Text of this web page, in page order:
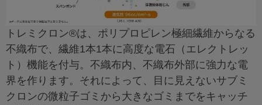
トレミクロン®は、ポリプロピレン極細繊維からなる
不織布で、繊維1本1本に高度な電石（エレクトレッ
ト）機能を付与。不織布内、不織布外部に強力な電
界を作ります。それによって、目に見えないサブミ
クロンの微粒子ゴミから大きなゴミまでをキャッチ